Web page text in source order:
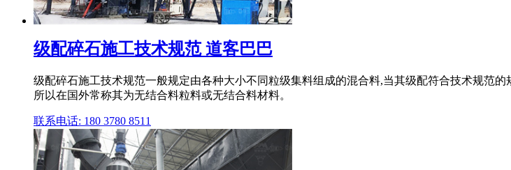
级配碎石施工技术规范 道客巴巴
级配碎石施工技术规范一般规定由各种大小不同粒级集料组成的混合料,当其级配符合技术规范
所以在国外常称其为无结合料粒料或无结合料材料。
联系电话: 180 3780 8511